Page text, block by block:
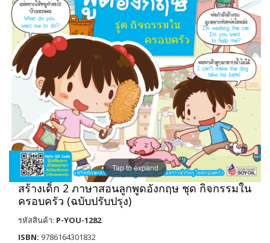
Tap to expand
สร้างเด็ก 2 ภาษาสอนลูกพูดอังกฤษ ชุด กิจกรรมใน
ครอบครัว (ฉบับปรับปรุง)
รหัสสินค้า: P-YOU-1282
ISBN: 9786164301832